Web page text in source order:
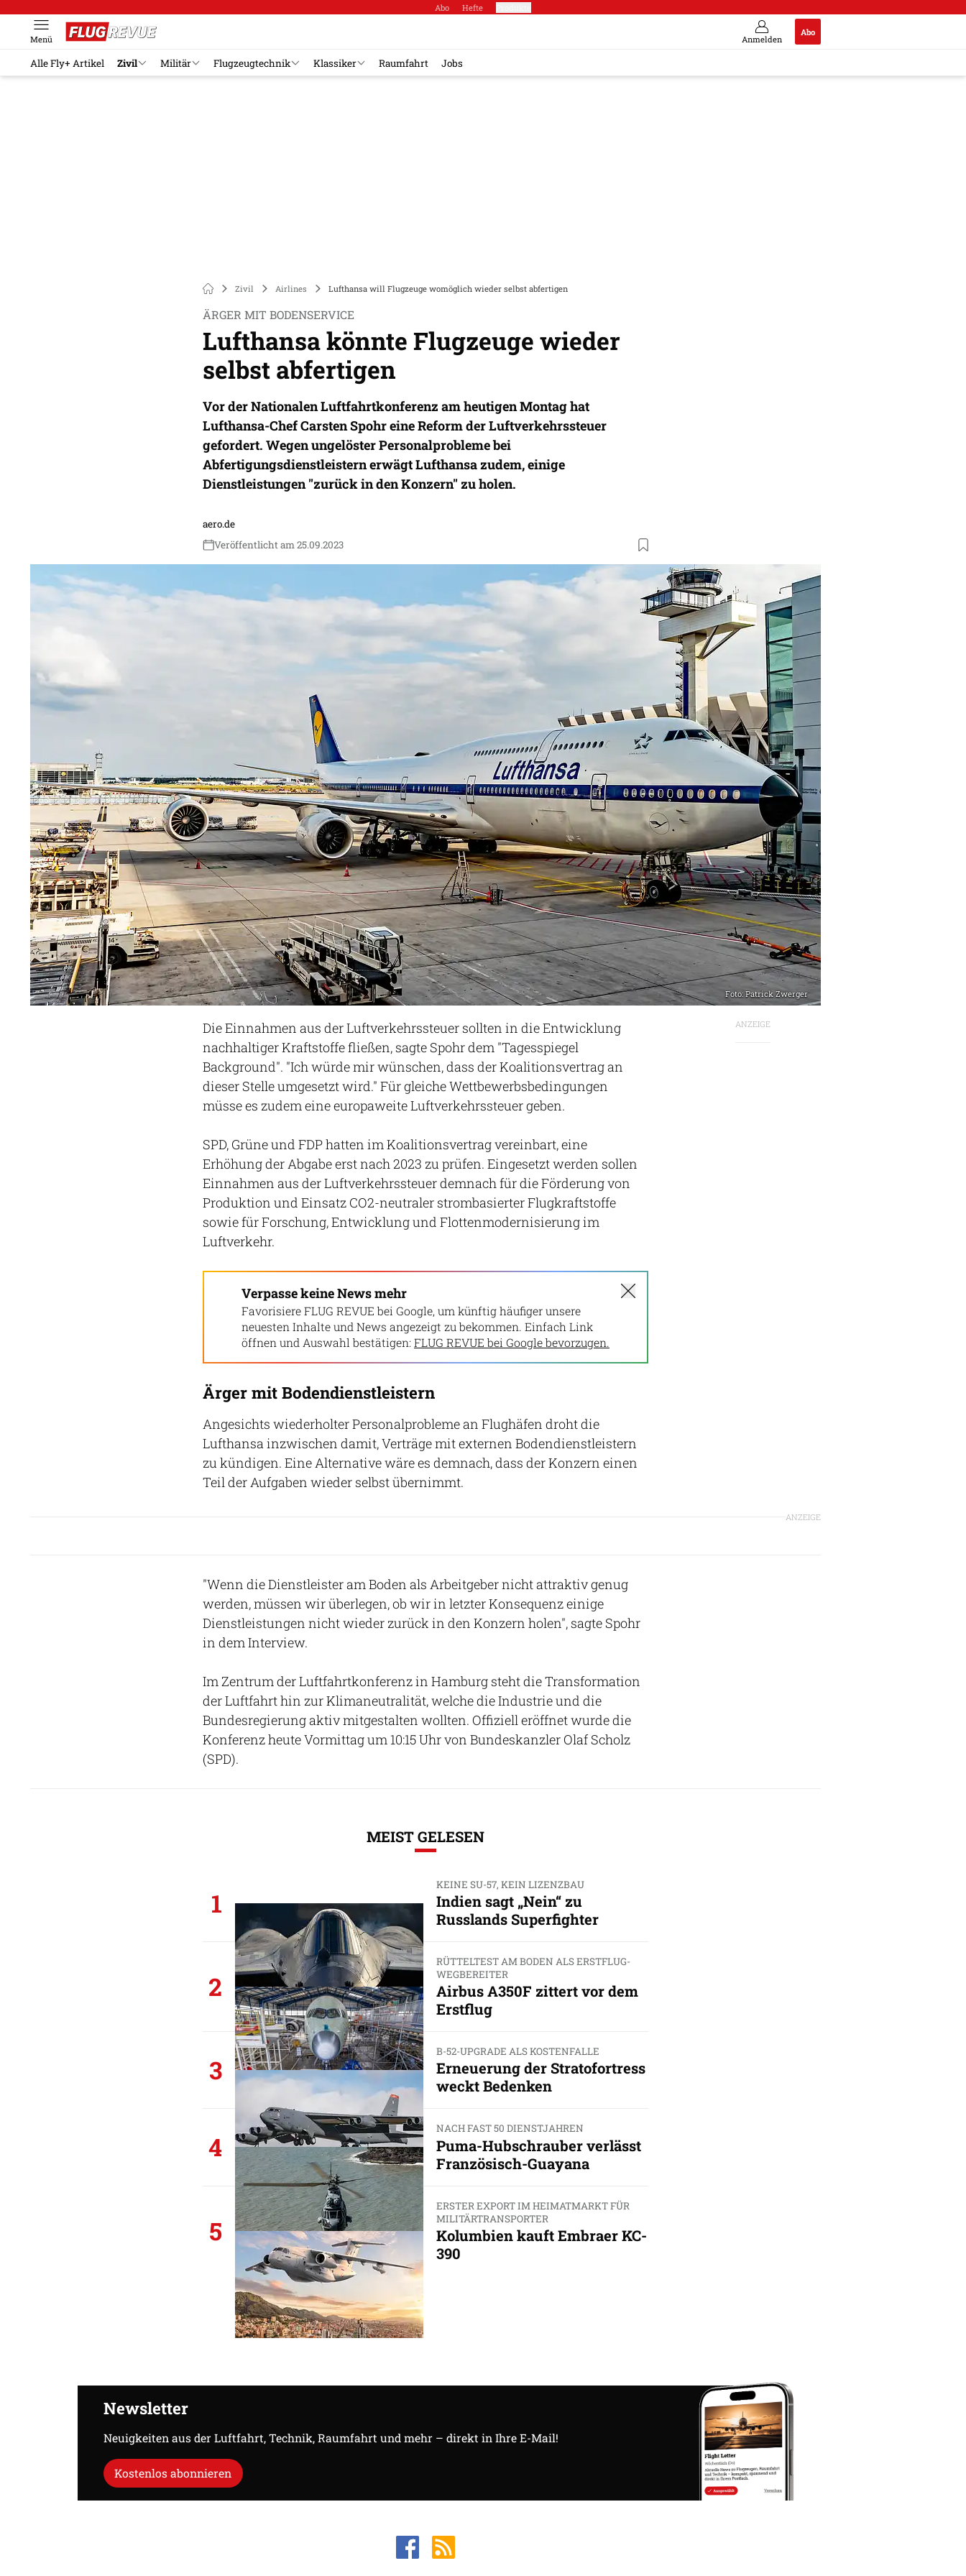
Abo Hefte
Anmelden
Abo
Menü
Alle Fly+ Artikel Zivil Militär Flugzeugtechnik Klassiker Raumfahrt Jobs
Zivil Airlines Lufthansa will Flugzeuge womöglich wieder selbst abfertigen
ÄRGER MIT BODENSERVICE
Lufthansa könnte Flugzeuge wieder
selbst abfertigen
Vor der Nationalen Luftfahrtkonferenz am heutigen Montag hat
Lufthansa-Chef Carsten Spohr eine Reform der Luftverkehrssteuer
gefordert. Wegen ungelöster Personalprobleme bei
Abfertigungsdienstleistern erwägt Lufthansa zudem, einige
Dienstleistungen "zurück in den Konzern" zu holen.
aero.de
Veröffentlicht am 25.09.2023
Foto: Patrick Zwerger
ANZEIGE
Die Einnahmen aus der Luftverkehrssteuer sollten in die Entwicklung
nachhaltiger Kraftstoffe fließen, sagte Spohr dem "Tagesspiegel
Background". "Ich würde mir wünschen, dass der Koalitionsvertrag an
dieser Stelle umgesetzt wird." Für gleiche Wettbewerbsbedingungen
müsse es zudem eine europaweite Luftverkehrssteuer geben.
SPD, Grüne und FDP hatten im Koalitionsvertrag vereinbart, eine
Erhöhung der Abgabe erst nach 2023 zu prüfen. Eingesetzt werden sollen
Einnahmen aus der Luftverkehrssteuer demnach für die Förderung von
Produktion und Einsatz CO2-neutraler strombasierter Flugkraftstoffe
sowie für Forschung, Entwicklung und Flottenmodernisierung im
Luftverkehr.
Verpasse keine News mehr
Favorisiere FLUG REVUE bei Google, um künftig häufiger unsere
neuesten Inhalte und News angezeigt zu bekommen. Einfach Link
öffnen und Auswahl bestätigen: FLUG REVUE bei Google bevorzugen.
Ärger mit Bodendienstleistern
Angesichts wiederholter Personalprobleme an Flughäfen droht die
Lufthansa inzwischen damit, Verträge mit externen Bodendienstleistern
zu kündigen. Eine Alternative wäre es demnach, dass der Konzern einen
Teil der Aufgaben wieder selbst übernimmt.
ANZEIGE
"Wenn die Dienstleister am Boden als Arbeitgeber nicht attraktiv genug
werden, müssen wir überlegen, ob wir in letzter Konsequenz einige
Dienstleistungen nicht wieder zurück in den Konzern holen", sagte Spohr
in dem Interview.
Im Zentrum der Luftfahrtkonferenz in Hamburg steht die Transformation
der Luftfahrt hin zur Klimaneutralität, welche die Industrie und die
Bundesregierung aktiv mitgestalten wollten. Offiziell eröffnet wurde die
Konferenz heute Vormittag um 10:15 Uhr von Bundeskanzler Olaf Scholz
(SPD).
MEIST GELESEN
1
KEINE SU-57, KEIN LIZENZBAU
Indien sagt „Nein“ zu
Russlands Superfighter
2
RÜTTELTEST AM BODEN ALS ERSTFLUG-
WEGBEREITER
Airbus A350F zittert vor dem
Erstflug
3
B-52-UPGRADE ALS KOSTENFALLE
Erneuerung der Stratofortress
weckt Bedenken
4
NACH FAST 50 DIENSTJAHREN
Puma-Hubschrauber verlässt
Französisch-Guayana
5
ERSTER EXPORT IM HEIMATMARKT FÜR
MILITÄRTRANSPORTER
Kolumbien kauft Embraer KC-
390
Newsletter
Neuigkeiten aus der Luftfahrt, Technik, Raumfahrt und mehr – direkt in Ihre E-Mail!
Kostenlos abonnieren